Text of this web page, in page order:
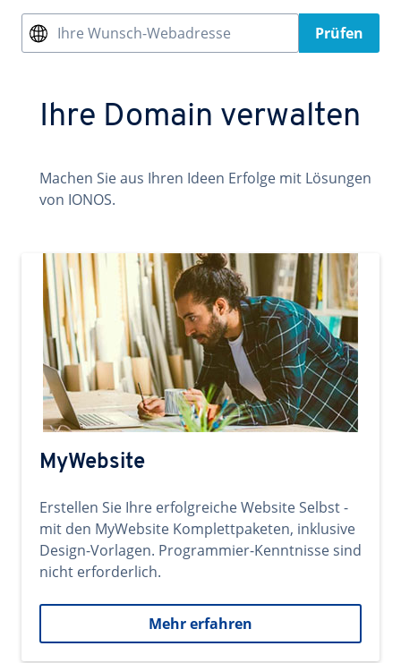
Ihre Wunsch-Webadresse Prüfen
Ihre Domain verwalten
Machen Sie aus Ihren Ideen Erfolge mit Lösungen
von IONOS.
MyWebsite
Erstellen Sie Ihre erfolgreiche Website Selbst -
mit den MyWebsite Komplettpaketen, inklusive
Design-Vorlagen. Programmier-Kenntnisse sind
nicht erforderlich.
Mehr erfahren